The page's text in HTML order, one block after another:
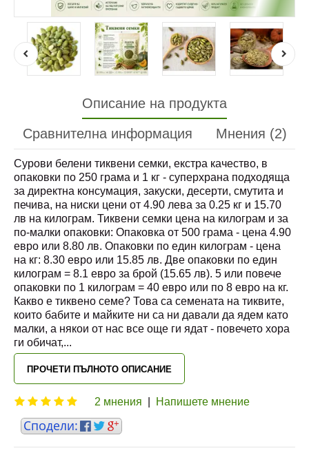
Описание на продукта
Сравнителна информация
Мнения (2)
Сурови белени тиквени семки, екстра качество, в
опаковки по 250 грама и 1 кг - суперхрана подходяща
за директна консумация, закуски, десерти, смутита и
печива, на ниски цени от 4.90 лева за 0.25 кг и 15.70
лв на килограм. Тиквени семки цена на килограм и за
по-малки опаковки: Опаковка от 500 грама - цена 4.90
евро или 8.80 лв. Опаковки по един килограм - цена
на кг: 8.30 евро или 15.85 лв. Две опаковки по един
килограм = 8.1 евро за брой (15.65 лв). 5 или повече
опаковки по 1 килограм = 40 евро или по 8 евро на кг.
Какво е тиквено семе? Това са семената на тиквите,
които бабите и майките ни са ни давали да ядем като
малки, а някои от нас все още ги ядат - повечето хора
ги обичат,...
ПРОЧЕТИ ПЪЛНОТО ОПИСАНИЕ
2 мнения Напишете мнение